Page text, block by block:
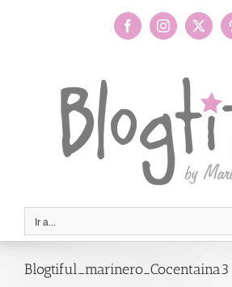
FacebookInstagram
X
Ir a...
Blogtiful_marinero_Cocentaina3